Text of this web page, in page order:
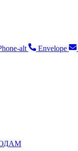
alt Envelope